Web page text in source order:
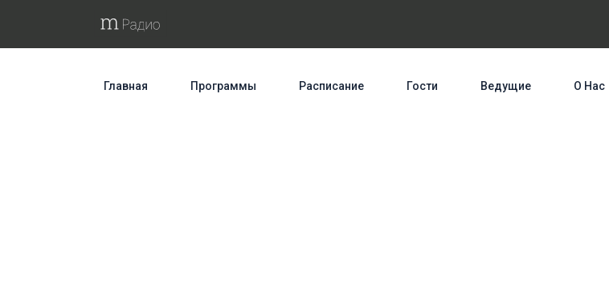
Главная Программы Расписание Гости Ведущие О Нас